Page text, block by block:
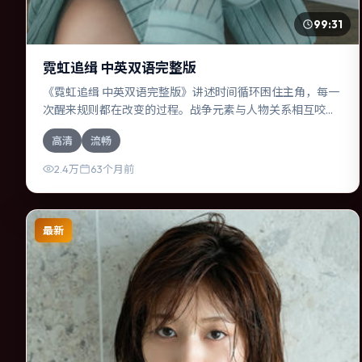
99:31
霓虹追缉 中英双语完整版
《霓虹追缉 中英双语完整版》讲述时间循环困住主角，每一
次醒来规则都在改变的过程。战争元素与人物关系相互咬
合，胡歌、周迅的对手戏尤为出彩。导演宫崎骏善于在长镜
头中积蓄张力，本片亦在德国实地取景，增强真实质感。
高清 流畅
2.4万 63个月前
最新